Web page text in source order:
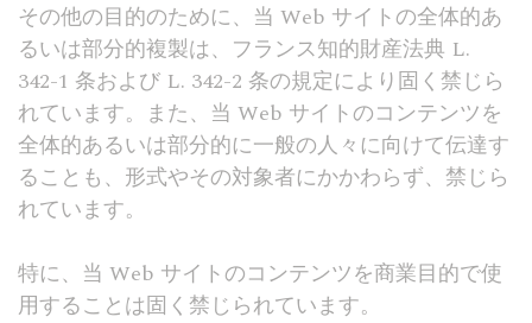
その他の目的のために、当 Web サイトの全体的あ
るいは部分的複製は、フランス知的財産法典 L.
342-1 条および L. 342-2 条の規定により固く禁じら
れています。また、当 Web サイトのコンテンツを
全体的あるいは部分的に一般の人々に向けて伝達す
ることも、形式やその対象者にかかわらず、禁じら
れています。
特に、当 Web サイトのコンテンツを商業目的で使
用することは固く禁じられています。